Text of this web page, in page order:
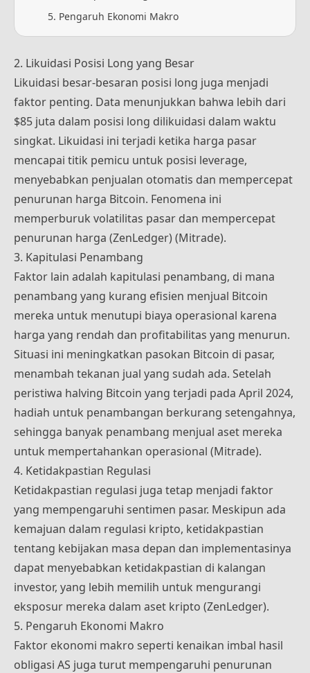
5. Pengaruh Ekonomi Makro
2. Likuidasi Posisi Long yang Besar
Likuidasi besar-besaran posisi long juga menjadi
faktor penting. Data menunjukkan bahwa lebih dari
$85 juta dalam posisi long dilikuidasi dalam waktu
singkat. Likuidasi ini terjadi ketika harga pasar
mencapai titik pemicu untuk posisi leverage,
menyebabkan penjualan otomatis dan mempercepat
penurunan harga Bitcoin. Fenomena ini
memperburuk volatilitas pasar dan mempercepat
penurunan harga​ (ZenLedger)​​ (Mitrade)​.
3. Kapitulasi Penambang
Faktor lain adalah kapitulasi penambang, di mana
penambang yang kurang efisien menjual Bitcoin
mereka untuk menutupi biaya operasional karena
harga yang rendah dan profitabilitas yang menurun.
Situasi ini meningkatkan pasokan Bitcoin di pasar,
menambah tekanan jual yang sudah ada. Setelah
peristiwa halving Bitcoin yang terjadi pada April 2024,
hadiah untuk penambangan berkurang setengahnya,
sehingga banyak penambang menjual aset mereka
untuk mempertahankan operasional​ (Mitrade)​.
4. Ketidakpastian Regulasi
Ketidakpastian regulasi juga tetap menjadi faktor
yang mempengaruhi sentimen pasar. Meskipun ada
kemajuan dalam regulasi kripto, ketidakpastian
tentang kebijakan masa depan dan implementasinya
dapat menyebabkan ketidakpastian di kalangan
investor, yang lebih memilih untuk mengurangi
eksposur mereka dalam aset kripto​ (ZenLedger)​.
5. Pengaruh Ekonomi Makro
Faktor ekonomi makro seperti kenaikan imbal hasil
obligasi AS juga turut mempengaruhi penurunan